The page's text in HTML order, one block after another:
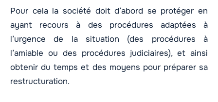
Pour cela la société doit d’abord se protéger en
ayant recours à des procédures adaptées à
l’urgence de la situation (des procédures à
l’amiable ou des procédures judiciaires), et ainsi
obtenir du temps et des moyens pour préparer sa
restructuration.